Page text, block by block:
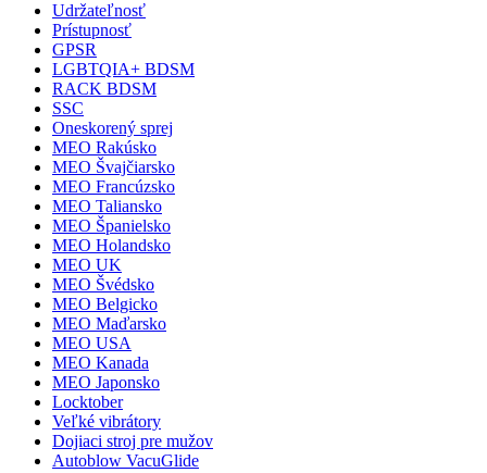
Udržateľnosť
Prístupnosť
GPSR
LGBTQIA+ BDSM
RACK BDSM
SSC
Oneskorený sprej
MEO Rakúsko
MEO Švajčiarsko
MEO Francúzsko
MEO Taliansko
MEO Španielsko
MEO Holandsko
MEO UK
MEO Švédsko
MEO Belgicko
MEO Maďarsko
MEO USA
MEO Kanada
MEO Japonsko
Locktober
Veľké vibrátory
Dojiaci stroj pre mužov
Autoblow VacuGlide